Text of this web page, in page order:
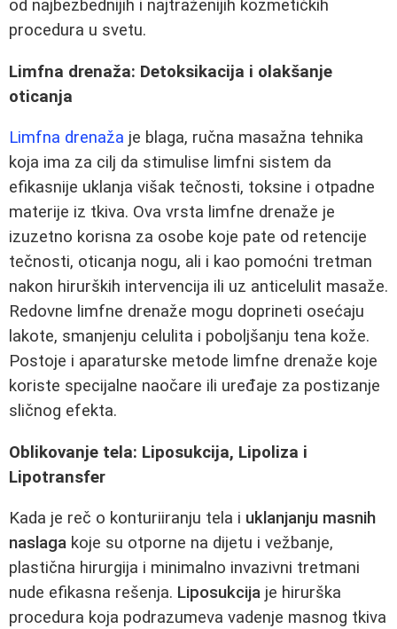
od najbezbednijih i najtraženijih kozmetičkih
procedura u svetu.
Limfna drenaža: Detoksikacija i olakšanje
oticanja
Limfna drenaža je blaga, ručna masažna tehnika
koja ima za cilj da stimulise limfni sistem da
efikasnije uklanja višak tečnosti, toksine i otpadne
materije iz tkiva. Ova vrsta limfne drenaže je
izuzetno korisna za osobe koje pate od retencije
tečnosti, oticanja nogu, ali i kao pomoćni tretman
nakon hirurških intervencija ili uz anticelulit masaže.
Redovne limfne drenaže mogu doprineti osećaju
lakote, smanjenju celulita i poboljšanju tena kože.
Postoje i aparaturske metode limfne drenaže koje
koriste specijalne naočare ili uređaje za postizanje
sličnog efekta.
Oblikovanje tela: Liposukcija, Lipoliza i
Lipotransfer
Kada je reč o konturiiranju tela i uklanjanju masnih
naslaga koje su otporne na dijetu i vežbanje,
plastična hirurgija i minimalno invazivni tretmani
nude efikasna rešenja. Liposukcija je hirurška
procedura koja podrazumeva vadenje masnog tkiva